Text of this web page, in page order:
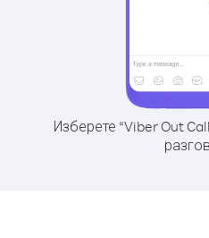
Изберете “Viber Out